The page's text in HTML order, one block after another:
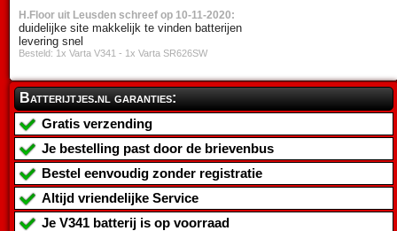
H.Floor uit Leusden schreef op 10-11-2020:
duidelijke site makkelijk te vinden batterijen
levering snel
Besteld: 1x Varta V341 - 1x Varta SR626SW
Batterijtjes.nl garanties:
Gratis verzending
Je bestelling past door de brievenbus
Bestel eenvoudig zonder registratie
Altijd vriendelijke Service
Je V341 batterij is op voorraad